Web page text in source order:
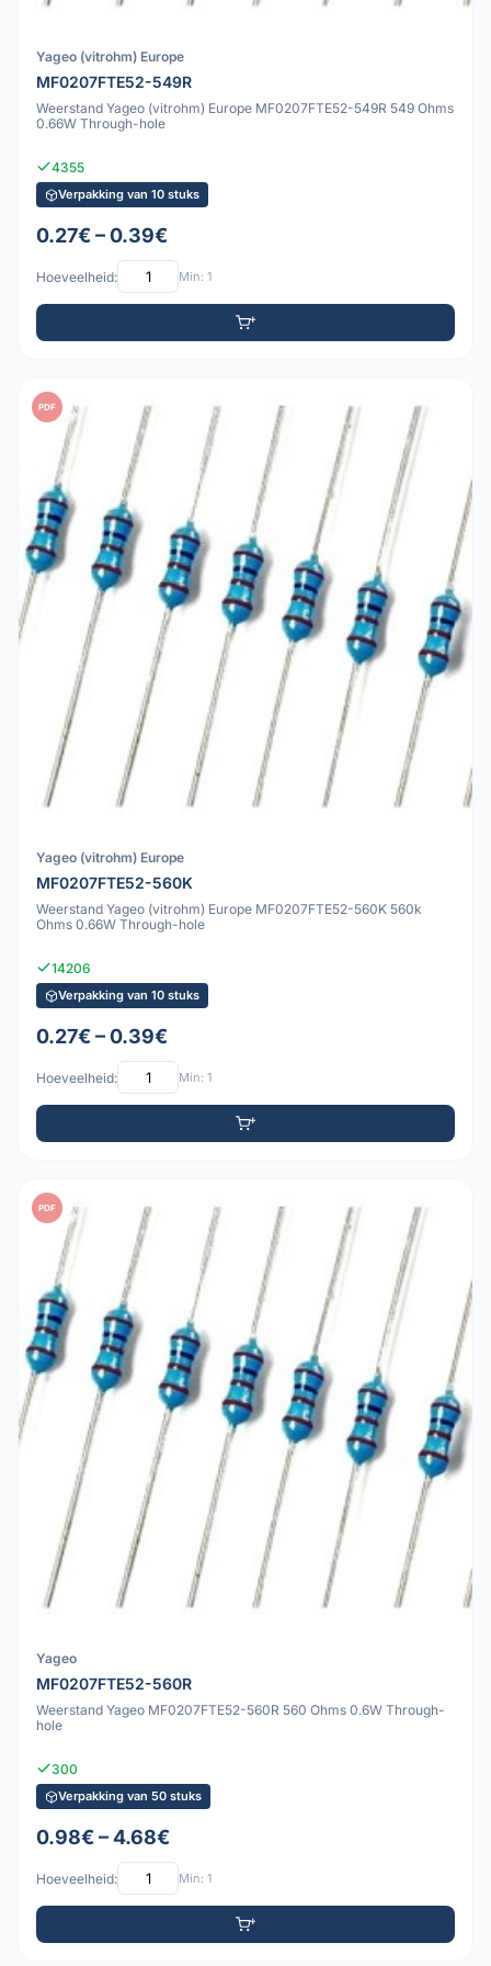
Yageo (vitrohm) Europe
MF0207FTE52-549R
Weerstand Yageo (vitrohm) Europe MF0207FTE52-549R 549 Ohms
0.66W Through-hole
4355
Verpakking van 10 stuks
0.27€ – 0.39€
Hoeveelheid: Min: 1
PDF
Yageo (vitrohm) Europe
MF0207FTE52-560K
Weerstand Yageo (vitrohm) Europe MF0207FTE52-560K 560k
Ohms 0.66W Through-hole
14206
Verpakking van 10 stuks
0.27€ – 0.39€
Hoeveelheid: Min: 1
PDF
Yageo
MF0207FTE52-560R
Weerstand Yageo MF0207FTE52-560R 560 Ohms 0.6W Through-
hole
300
Verpakking van 50 stuks
0.98€ – 4.68€
Hoeveelheid: Min: 1